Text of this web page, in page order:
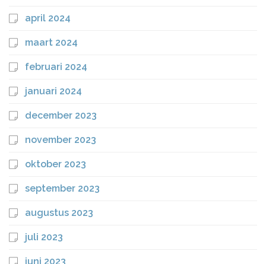
april 2024
maart 2024
februari 2024
januari 2024
december 2023
november 2023
oktober 2023
september 2023
augustus 2023
juli 2023
juni 2023